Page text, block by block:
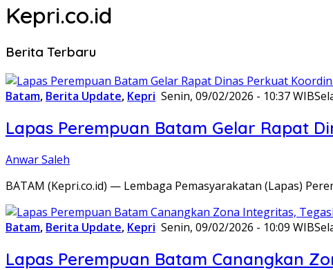
Kepri.co.id
Berita Terbaru
Batam, Berita Update, Kepri Senin, 09/02/2026 - 10:37 WIB
Lapas Perempuan Batam Gelar Rapat
Anwar Saleh
BATAM (Kepri.co.id) — Lembaga Pemasyarakatan (Lapas)
Batam, Berita Update, Kepri Senin, 09/02/2026 - 10:09 WIB
Lapas Perempuan Batam Canangkan